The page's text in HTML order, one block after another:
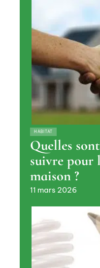
HABITAT
Quelles
suivre pour
maison ?
11 mars 2026